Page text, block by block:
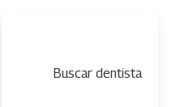
Buscar dentista